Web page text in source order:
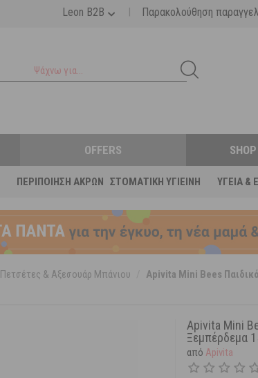
Leon B2B | Παρακολούθηση
ΠΕΡΙΠΟΊΗΣΗ ΆΚΡΩΝ ΣΤΟΜΑΤΙΚΉ ΥΓΙΕΙΝΉ ΥΓΕΊΑ &
OFFERS
Πετσέτες & Αξεσουάρ Μπάνιου
Apivita Mini Bees
Apivita Mini
Ξεμπέρδεμα
από Apivita